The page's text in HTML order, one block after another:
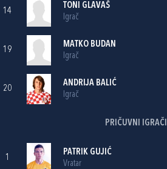
14
TONI GLAVAŠ
Igrač
19
MATKO BUDAN
Igrač
20
ANDRIJA BALIĆ
Igrač
PRIČUVNI IGRAČI
1
PATRIK GUJIĆ
Vratar